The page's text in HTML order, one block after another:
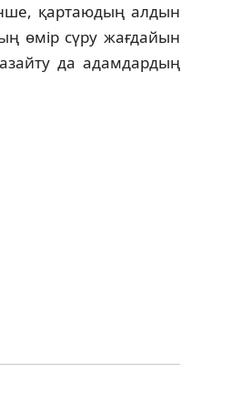
қартаюдың алдын
өмір сүру жағдайын
азайту да адамдардың